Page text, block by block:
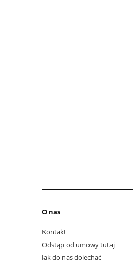
O nas
Kontakt
Odstąp od umowy tutaj
Jak do nas dojechać